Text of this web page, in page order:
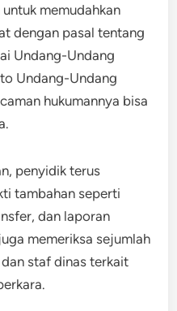
memudahkan
dengan pasal tentang
Undang-Undang
Undang-Undang
hukumannya bisa
penyidik terus
tambahan seperti
dan laporan
memeriksa sejumlah
staf dinas terkait